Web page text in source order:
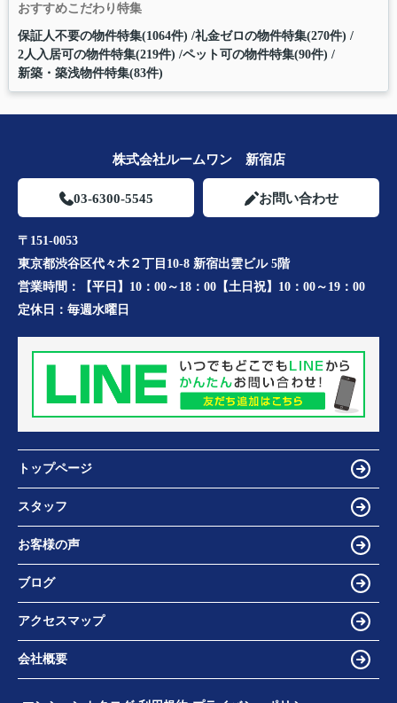
おすすめこだわり特集
保証人不要の物件特集(1064件) 礼金ゼロの物件特集(270件)
2人入居可の物件特集(219件) ペット可の物件特集(90件)
新築・築浅物件特集(83件)
株式会社ルームワン 新宿店
03-6300-5545 お問い合わせ
〒151-0053
東京都渋谷区代々木２丁目10-8 新宿出雲ビル 5階
営業時間：
【平日】10：00～18：00【土日祝】10：00～19：00
定休日： 毎週水曜日
トップページ
スタッフ
お客様の声
ブログ
アクセスマップ
会社概要